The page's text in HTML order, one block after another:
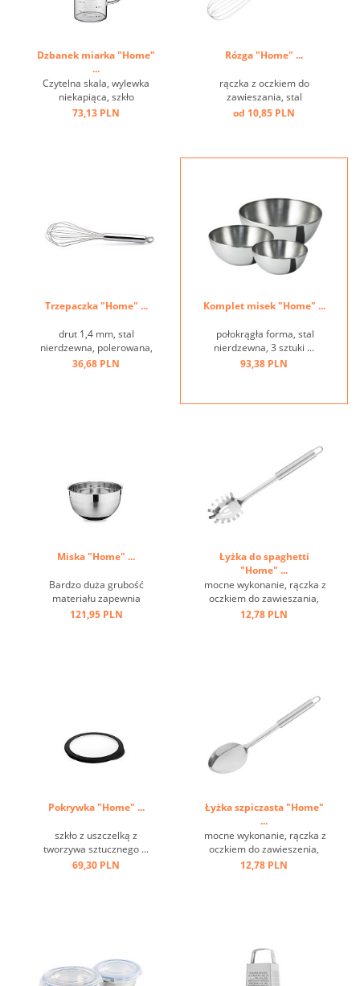
Dzbanek miarka "Home"
...
Czytelna skala, wylewka
niekapiąca, szkło
borokrzemianowe ...
73,13 PLN
Rózga "Home" ...
rączka z oczkiem do
zawieszania, stal
nierdzewna ...
od 10,85 PLN
Trzepaczka "Home" ...
drut 1,4 mm, stal
nierdzewna, polerowana,
uchwyt z oczkiem ...
36,68 PLN
Komplet misek "Home" ...
połokrągła forma, stal
nierdzewna, 3 sztuki ...
93,38 PLN
Miska "Home" ...
Bardzo duża grubość
materiału zapewnia
optymalną stabilność i
121,95 PLN
Łyżka do spaghetti
"Home" ...
mocne wykonanie, rączka z
oczkiem do zawieszania,
stal nierdzewna ...
12,78 PLN
Pokrywka "Home" ...
szkło z uszczelką z
tworzywa sztucznego ...
69,30 PLN
Łyżka szpiczasta "Home"
...
mocne wykonanie, rączka z
oczkiem do zawieszenia,
stal nierdzewna ...
12,78 PLN